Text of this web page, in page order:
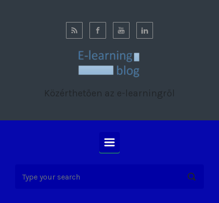
Közérthetően az e-learningről